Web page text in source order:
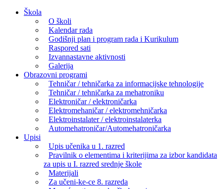
Skip
Škola
O školi
Kalendar rada
Godišnji plan i program rada i Kurikulum
Raspored sati
Izvannastavne aktivnosti
Galerija
Obrazovni programi
Tehničar / tehničarka za informacijske tehnologije
Tehničar / tehničarka za mehatroniku
Elektroničar / elektroničarka
Elektromehaničar / elektromehničarka
Elektroinstalater / elektroinstalaterka
Automehatroničar/Automehatroničarka
Upisi
Upis učenika u 1. razred
Pravilnik o elementima i kriterijima za izbor kandidata
za upis u I. razred srednje škole
Materijali
Za učeni-ke-ce 8. razreda